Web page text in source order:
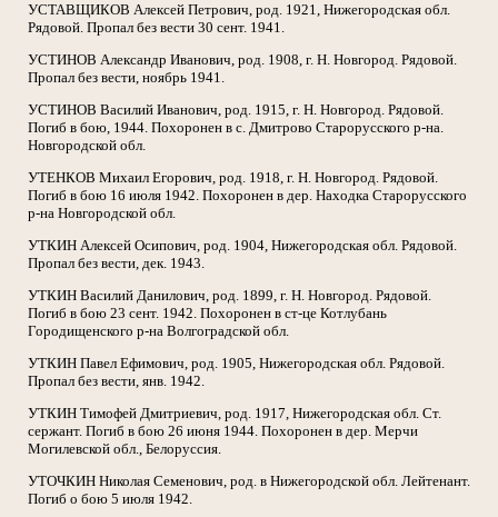
УСТАВЩИКОВ Алексей Петрович, род. 1921, Нижегородская обл.
Рядовой. Пропал без вести 30 сент. 1941.
УСТИНОВ Александр Иванович, род. 1908, г. Н. Новгород. Рядовой.
Пропал без вести, ноябрь 1941.
УСТИНОВ Василий Иванович, род. 1915, г. Н. Новгород. Рядовой.
Погиб в бою, 1944. Похоронен в с. Дмитрово Старорусского р-на.
Новгородской обл.
УТЕНКОВ Михаил Егорович, род. 1918, г. Н. Новгород. Рядовой.
Погиб в бою 16 июля 1942. Похоронен в дер. Находка Старорусского
р-на Новгородской обл.
УТКИН Алексей Осипович, род. 1904, Нижегородская обл. Рядовой.
Пропал без вести, дек. 1943.
УТКИН Василий Данилович, род. 1899, г. Н. Новгород. Рядовой.
Погиб в бою 23 сент. 1942. Похоронен в ст-це Котлубань
Городищенского р-на Волгоградской обл.
УТКИН Павел Ефимович, род. 1905, Нижегородская обл. Рядовой.
Пропал без вести, янв. 1942.
УТКИН Тимофей Дмитриевич, род. 1917, Нижегородская обл. Ст.
сержант. Погиб в бою 26 июня 1944. Похоронен в дер. Мерчи
Могилевской обл., Белоруссия.
УТОЧКИН Николая Семенович, род. в Нижегородской обл. Лейтенант.
Погиб о бою 5 июля 1942.